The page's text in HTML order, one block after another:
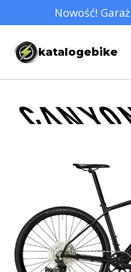
do
treści
Nowość!
katalogebike